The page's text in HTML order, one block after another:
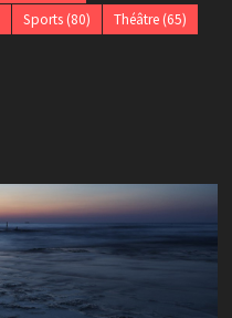
Sports(80) Théâtre(65)